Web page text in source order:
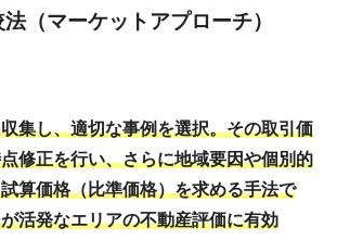
（マーケットアプローチ）
集し、適切な事例を選択。その取引価
修正を行い、さらに地域要因や個別的
算価格（比準価格）を求める手法で
活発なエリアの不動産評価に有効